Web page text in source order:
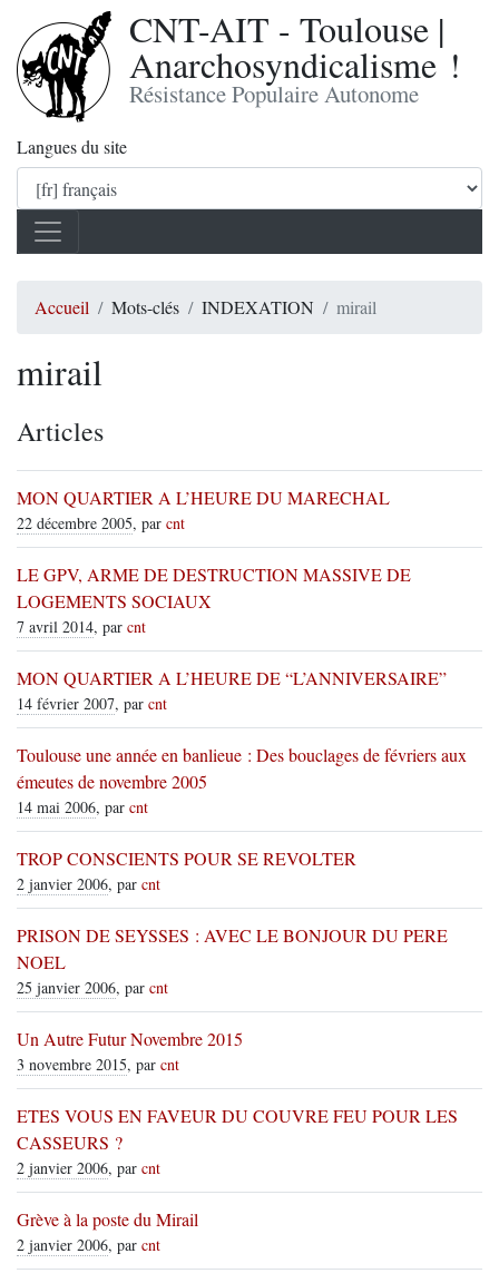
CNT-AIT - Toulouse |
Anarchosyndicalisme !
Résistance Populaire Autonome
Langues du site
Accueil Mots-clés INDEXATION mirail
mirail
Articles
MON QUARTIER A L’HEURE DU MARECHAL
22 décembre 2005, par cnt
LE GPV, ARME DE DESTRUCTION MASSIVE DE
LOGEMENTS SOCIAUX
7 avril 2014, par cnt
MON QUARTIER A L’HEURE DE “L’ANNIVERSAIRE”
14 février 2007, par cnt
Toulouse une année en banlieue : Des bouclages de févriers aux
émeutes de novembre 2005
14 mai 2006, par cnt
TROP CONSCIENTS POUR SE REVOLTER
2 janvier 2006, par cnt
PRISON DE SEYSSES : AVEC LE BONJOUR DU PERE
NOEL
25 janvier 2006, par cnt
Un Autre Futur Novembre 2015
3 novembre 2015, par cnt
ETES VOUS EN FAVEUR DU COUVRE FEU POUR LES
CASSEURS ?
2 janvier 2006, par cnt
Grève à la poste du Mirail
2 janvier 2006, par cnt